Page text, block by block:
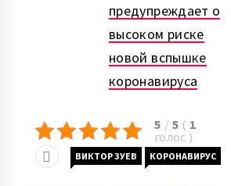
предупреждает о
высоком риске
новой вспышке
коронавируса
5 / 5 ( 1
голос )
ВИКТОР ЗУЕВ КОРОНАВИРУС